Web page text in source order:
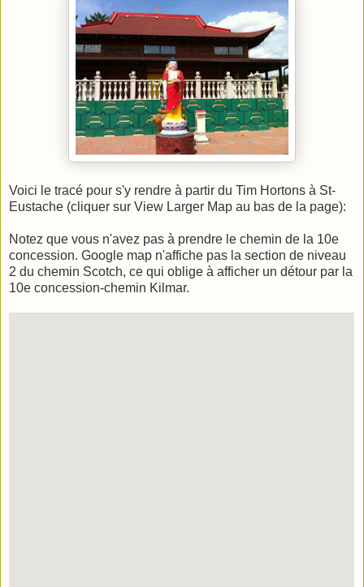
Voici le tracé pour s'y rendre à partir du Tim Hortons à St-
Eustache (cliquer sur View Larger Map au bas de la page):
Notez que vous n'avez pas à prendre le chemin de la 10e
concession. Google map n'affiche pas la section de niveau
2 du chemin Scotch, ce qui oblige à afficher un détour par la
10e concession-chemin Kilmar.